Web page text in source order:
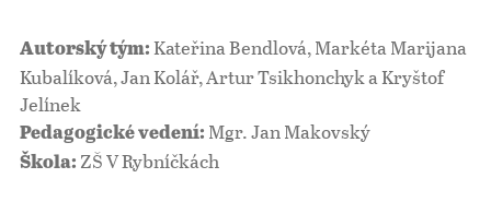
Autorský tým: Kateřina Bendlová, Markéta Marijana
Kubalíková, Jan Kolář, Artur Tsikhonchyk a Kryštof
Jelínek
Pedagogické vedení: Mgr. Jan Makovský
Škola: ZŠ V Rybníčkách